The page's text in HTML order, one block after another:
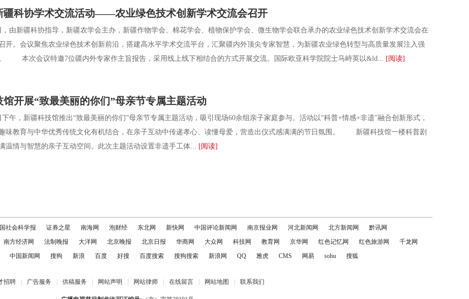
疆科协学术交流活动——农业绿色技术创新学术交流会召开
新疆科协指导，新疆农学会主办，新疆作物学会、棉花学会、植物保护学会、微生物学会联合承办的农业绿色技术创新学术交流会在
开。会议聚焦农业绿色技术创新前沿，搭建高水平学术交流平台，汇聚疆内外顶尖专家智慧，为新疆农业绿色转型与高质量发展注入强
本次会议特邀7位疆内外专家作主旨报告，采用线上线下相结合的方式开展交流。国际欧亚科学院院士马峙英以&ld... [阅读]
馆开展“致最美丽的你们”母亲节专属主题活动
，新疆科技馆推出“致最美丽的你们”母亲节专属主题活动，吸引现场60余组亲子家庭参与。活动以“科普+情感+非遗”融合创新形式，
味教育与中华优秀传统文化有机结合，在亲子互动中传递孝心、读懂母爱，营造出仪式感满满的节日氛围。 新疆科技馆一楼科普剧
温情与智慧的亲子互动空间。此次主题活动设置非遗手工体... [阅读]
社会科学报 证券之星 南海网 泡财经 东北网 新快网 中国评论新闻网 南京报业网 河北新闻网 北方新闻网
黔讯网
南方经济网 法制晚报 大洋网 北京晚报 北京日报 华商网 大众网 科技网 教育网 京华网 红色记忆网 红色旅游网
千龙网
中国新闻网 搜狗 新浪 百度 好搜 百度搜索 搜狗搜索 新浪网 QQ 雅虎 CMS 网易 sohu 搜狐
招聘 | 广告服务 | 供稿服务 | 网站声明 | 网站律师 | 在线留言 | 网站地图 | 联系我们